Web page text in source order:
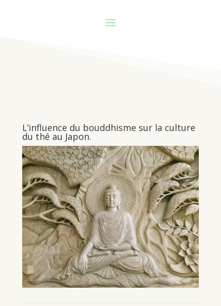
L’influence du bouddhisme sur la culture
du thé au Japon.